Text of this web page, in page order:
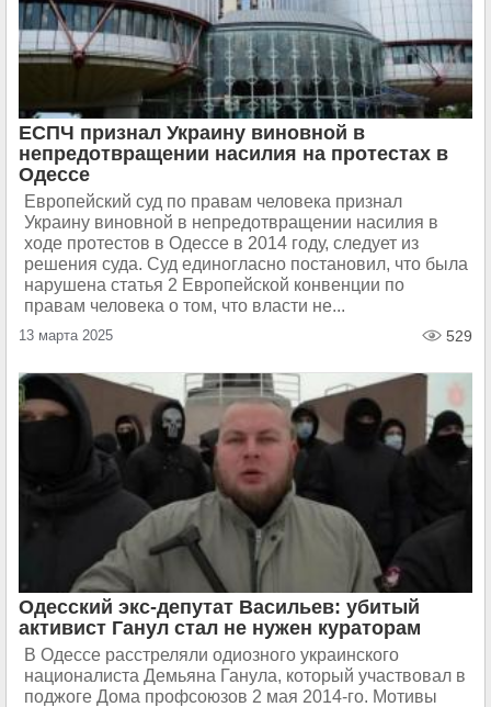
ЕСПЧ признал Украину виновной в
непредотвращении насилия на протестах в
Одессе
Европейский суд по правам человека признал
Украину виновной в непредотвращении насилия в
ходе протестов в Одессе в 2014 году, следует из
решения суда. Суд единогласно постановил, что была
нарушена статья 2 Европейской конвенции по
правам человека о том, что власти не...
13 марта 2025 529
Одесский экс-депутат Васильев: убитый
активист Ганул стал не нужен кураторам
В Одессе расстреляли одиозного украинского
националиста Демьяна Ганула, который участвовал в
поджоге Дома профсоюзов 2 мая 2014-го. Мотивы